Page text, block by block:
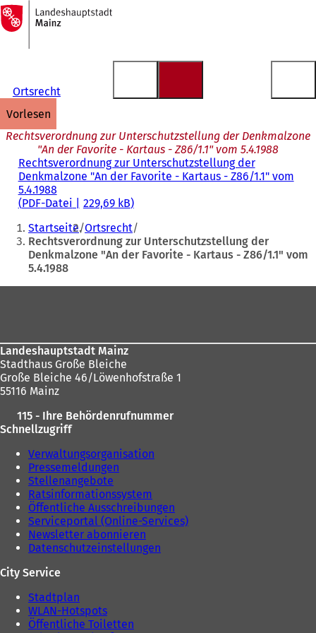
Inhalt anspringen
Zur
Startseite
Ortsrecht
vorlesen
Rechtsverordnung zur Unterschutzstellung der Denkmalzone
"An der Favorite - Kartaus - Z86/1.1" vom 5.4.1988
Rechtsverordnung zur Unterschutzstellung der
Denkmalzone "An der Favorite - Kartaus - Z86/1.1" vom
5.4.1988
PDF-Datei 229,69 kB
Sie
befinden
sich
Startseite Ortsrecht
Rechtsverordnung zur Unterschutzstellung der
Denkmalzone "An der Favorite - Kartaus - Z86/1.1" vom
5.4.1988
Landeshauptstadt Mainz
Stadthaus Große Bleiche
Große Bleiche 46/Löwenhofstraße 1
55116 Mainz
115 - Ihre Behördenrufnummer
Schnellzugriff
Verwaltungsorganisation
Pressemeldungen
Stellenangebote
Ratsinformationssystem
Öffentliche Ausschreibungen
Serviceportal (Online-Services)
Newsletter abonnieren
Datenschutzeinstellungen
City Service
Stadtplan
WLAN-Hotspots
Öffentliche Toiletten